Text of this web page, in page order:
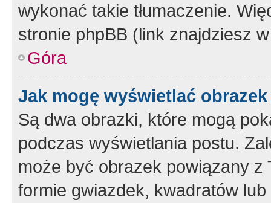
wykonać takie tłumaczenie.
stronie phpBB (link znajdziesz
Góra
Jak mogę wyświetlać
Są dwa obrazki, które mogą
podczas wyświetlania postu.
może być obrazek powiązany z
formie gwiazdek, kwadratów